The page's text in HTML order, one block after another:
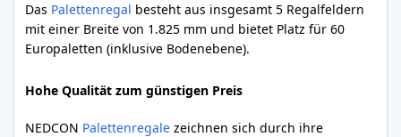
Das Palettenregal besteht aus insgesamt 5 Regalfeldern
mit einer Breite von 1.825 mm und bietet Platz für 60
Europaletten (inklusive Bodenebene).
Hohe Qualität zum günstigen Preis
NEDCON Palettenregale zeichnen sich durch ihre